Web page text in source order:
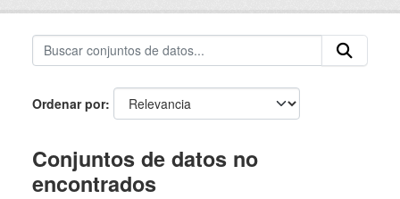
Ordenar por
Conjuntos de datos no
encontrados